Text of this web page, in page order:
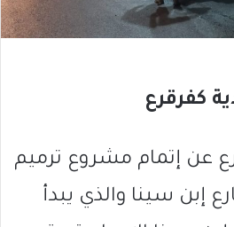
كفرقرع
عن إتمام مشروع ترميم
إبن سينا والذي يبدأ